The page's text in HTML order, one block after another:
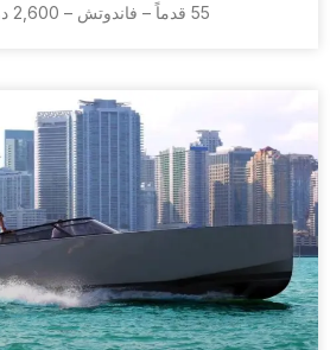
55 قدماً – فاندوتش – 2,600 دولار أمريكي